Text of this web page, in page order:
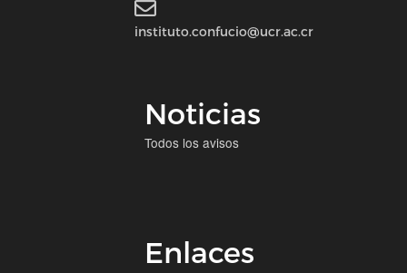
instituto.confucio@ucr.ac.cr
Noticias
Todos los avisos
Enlaces